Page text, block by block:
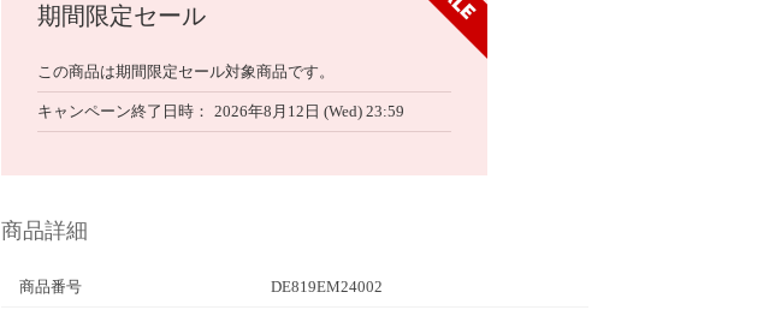
期間限定セール
この商品は期間限定セール対象商品です。
キャンペーン終了日時 2026年8月12日 (Wed) 23:59
商品詳細
商品番号 DE819EM24002